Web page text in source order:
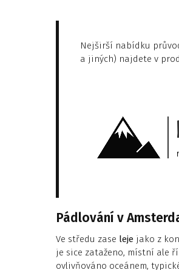
Nejširší nabídku
a jiných) najdete v
Pádlování v
Ve středu zase leje jako z
je sice zataženo, místní ale
ovlivňováno oceánem,